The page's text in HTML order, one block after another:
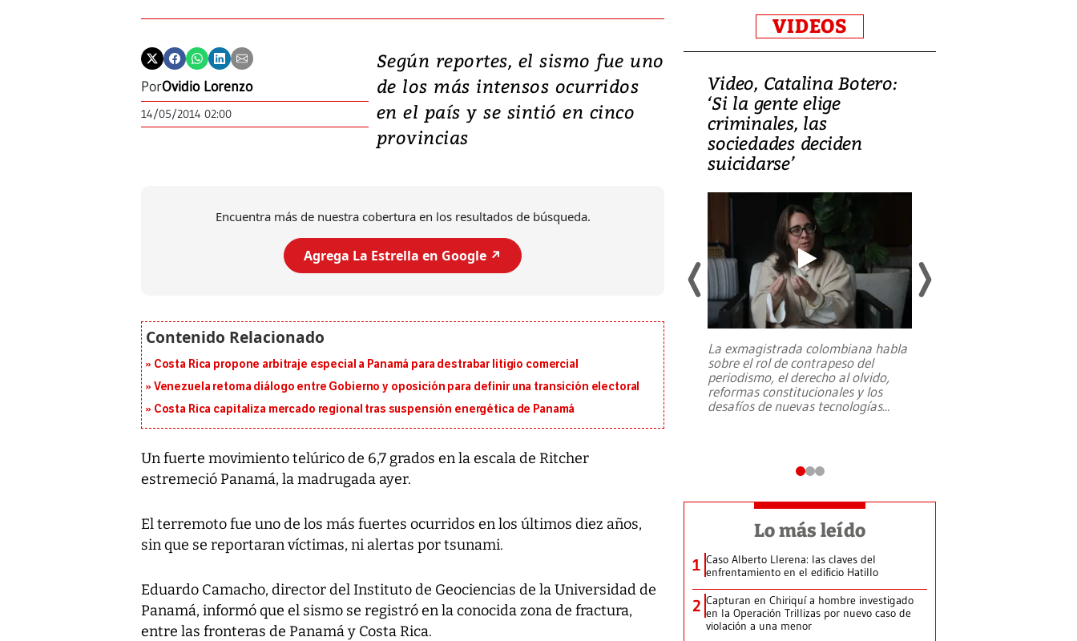
PorOvidio Lorenzo
14/05/2014 02:00
Según reportes, el sismo fue uno
de los más intensos ocurridos
en el país y se sintió en cinco
provincias
Encuentra más de nuestra cobertura en los resultados de búsqueda.
Agrega La Estrella en Google ↗️
Costa Rica propone arbitraje especial a Panamá para destrabar litigio comercial
Venezuela retoma diálogo entre Gobierno y oposición para definir una transición electoral
Costa Rica capitaliza mercado regional tras suspensión energética de Panamá
Un fuerte movimiento telúrico de 6,7 grados en la escala de Ritcher
estremeció Panamá, la madrugada ayer.
El terremoto fue uno de los más fuertes ocurridos en los últimos diez años,
sin que se reportaran víctimas, ni alertas por tsunami.
Eduardo Camacho, director del Instituto de Geociencias de la Universidad de
Panamá, informó que el sismo se registró en la conocida zona de fractura,
entre las fronteras de Panamá y Costa Rica.
VIDEOS
Video, Japón: Terremoto
deja heridos y graves
daños en Kumamoto
7,1 se registró este martes 28 de
emergencia de gran...
Video, Catalina Botero:
‘Si la gente elige
criminales, las
sociedades deciden
suicidarse’
La exmagistrada colombiana habla
sobre el rol de contrapeso del
periodismo, el derecho al olvido,
reformas constitucionales y los
desafíos de nuevas tecnologías...
Lo más leído
1 Caso Alberto Llerena: las claves del
enfrentamiento en el edificio Hatillo
2 Capturan en Chiriquí a hombre investigado
en la Operación Trillizas por nuevo caso de
violación a una menor